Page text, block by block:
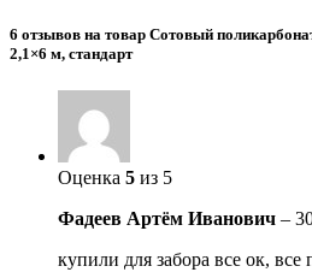
6 отзывов на товар Сотовый
2,1×6 м, стандарт
Оценка 5 из 5
Фадеев Артём Иванович –
купили для забора все ок, все